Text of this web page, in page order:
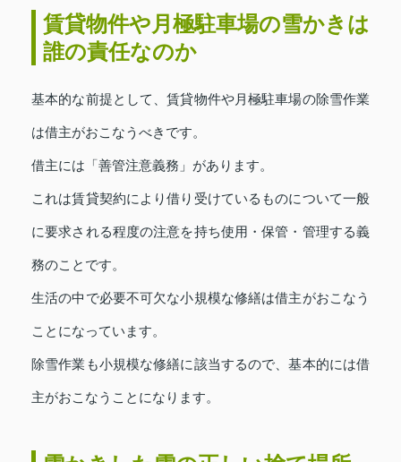
賃貸物件や月極駐車場の雪かきは
誰の責任なのか
基本的な前提として、賃貸物件や月極駐車場の除雪作業
は借主がおこなうべきです。
借主には「善管注意義務」があります。
これは賃貸契約により借り受けているものについて一般
に要求される程度の注意を持ち使用・保管・管理する義
務のことです。
生活の中で必要不可欠な小規模な修繕は借主がおこなう
ことになっています。
除雪作業も小規模な修繕に該当するので、基本的には借
主がおこなうことになります。